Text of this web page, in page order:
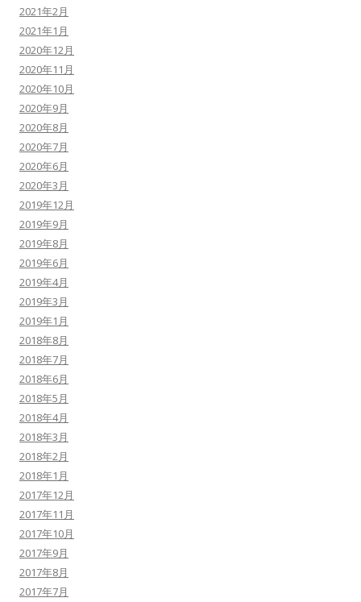
2021年2月
2021年1月
2020年12月
2020年11月
2020年10月
2020年9月
2020年8月
2020年7月
2020年6月
2020年3月
2019年12月
2019年9月
2019年8月
2019年6月
2019年4月
2019年3月
2019年1月
2018年8月
2018年7月
2018年6月
2018年5月
2018年4月
2018年3月
2018年2月
2018年1月
2017年12月
2017年11月
2017年10月
2017年9月
2017年8月
2017年7月